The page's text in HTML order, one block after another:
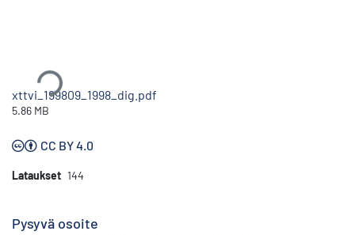
xttvi_199809_1998_dig.pdf
5.86 MB
CC BY 4.0
Lataukset 144
Pysyvä osoite